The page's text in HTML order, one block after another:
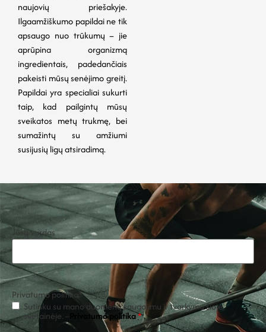
naujovių priešakyje.
Ilgaamžiškumo papildai ne tik
apsaugo nuo trūkumų – jie
aprūpina organizmą
ingredientais, padedančiais
pakeisti mūsų senėjimo greitį.
Papildai yra specialiai sukurti
taip, kad pailgintų mūsų
sveikatos metų trukmę, bei
sumažintų su amžiumi
susijusių ligų atsiradimą.
Jūsų vardas
Privatumo politika*
Sutinku su mano duomenų saugojimu ir tvarkymu šioje
svetainėje. - Privatumo politika*